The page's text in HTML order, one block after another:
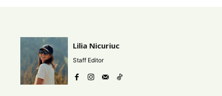
Lilia Nicuriuc
Staff Editor